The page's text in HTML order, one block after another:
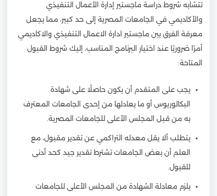
تتشابه شروط دراسة ماجستير إدارة الأعمال التنفيذي
والأكاديمي في الجامعات المصرية إلى حد كبير، مما يجعل
معرفة الفرق بين ماجستير ادارة الاعمال التنفيذي والاكاديمي
أمرًا ضروريًا عند اختيار البرنامج المناسب، إليك شروط القبول
المتاحة:
يجب على المتقدم أن يكون حاصلًا على شهادة
البكالوريوس أو ما يعادلها من إحدى الجامعات المعترف
به من قبل المجلس الأعلى للجامعات المصرية.
يتطلب ألا يقل معدله التراكمي عن تقدير مقبول، مع
العلم أن بعض الجامعات تشترط تقدير جيد كحد أدنى
للقبول.
يلزم معادلة الشهادة من المجلس الأعلى للجامعات